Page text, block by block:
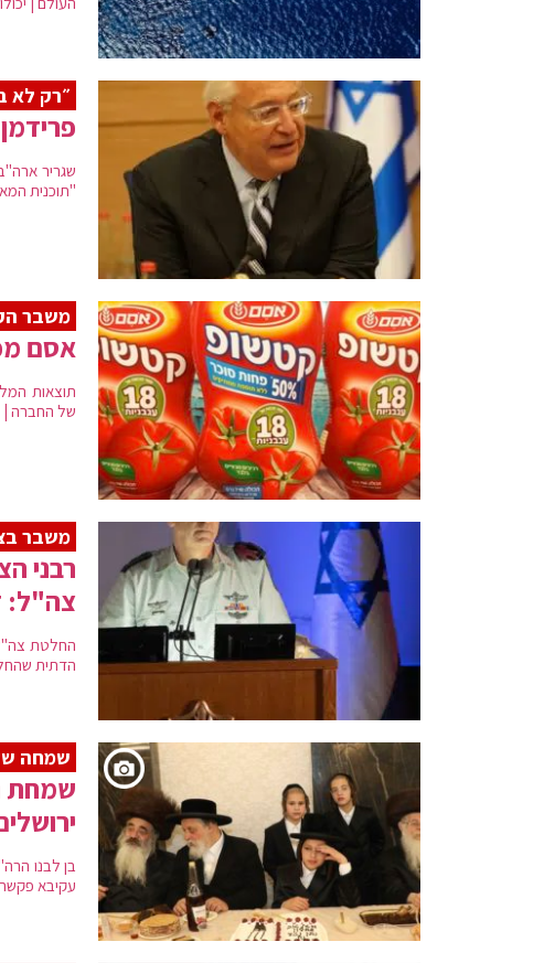
״רק לא
שגריר
"תוכנית
משבר
אסם
תוצאות
של החברה |
משבר
רבני
צה"ל:
החלטת צה"ל
הדתית
שמחה
שמחת
בן לבנו
עקיבא